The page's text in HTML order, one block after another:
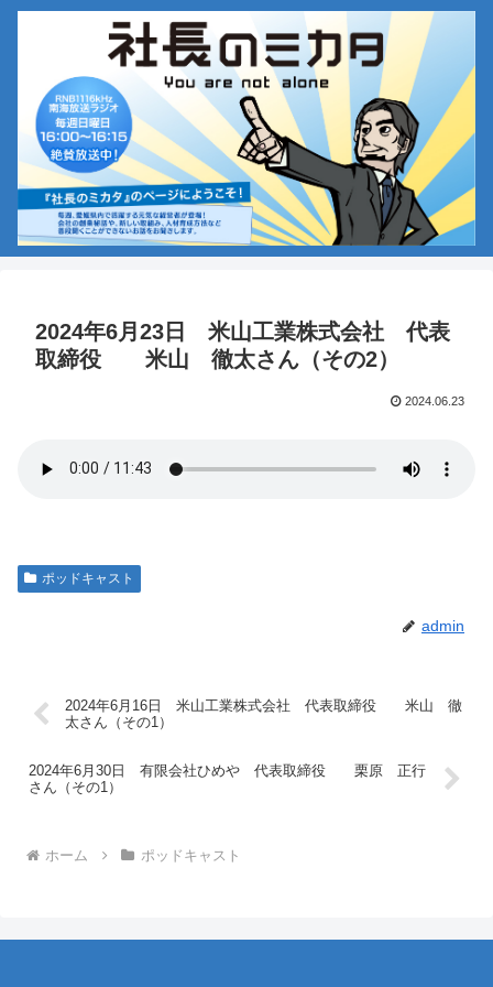
2024年6月23日 米山工業株式会社 代表
取締役 米山 徹太さん（その2）
2024.06.23
ポッドキャスト
admin
2024年6月16日 米山工業株式会社 代表取締役 米山 徹
太さん（その1）
2024年6月30日 有限会社ひめや 代表取締役 栗原 正行
さん（その1）
ホーム ポッドキャスト